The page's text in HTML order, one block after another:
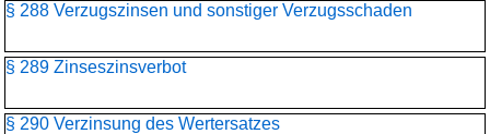
§ 288 Verzugszinsen und sonstiger Verzugsschaden
§ 289 Zinseszinsverbot
§ 290 Verzinsung des Wertersatzes